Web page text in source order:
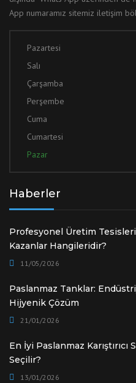
App numaramız sitemiz iletişim
Pazartesi
Salı
Çarşamba
Perşembe
Cuma
Cumartesi
Pazar
Haberler
Profesyonel Üretim
Kazanlar Hangileridir?
11/05/2026
Paslanmaz Tanklar:
Hijyenik Çözüm
21/01/2026
En İyi Paslanmaz
Seçilir?
13/01/2026